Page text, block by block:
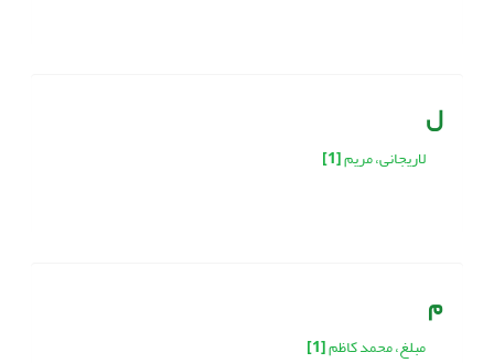
ل
لاریجانی، مریم[1]
م
مبلغ، محمد کاظم[1]